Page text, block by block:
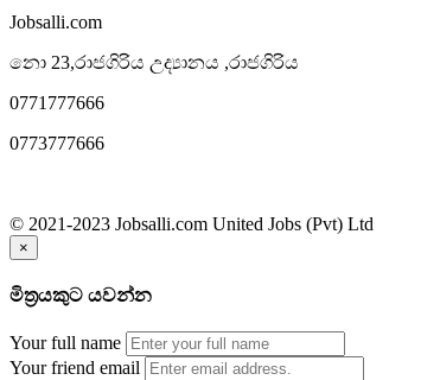
Jobsalli.com
නො 23,රාජගිරිය උද්‍යානය ,රාජගිරිය
0771777666
0773777666
© 2021-2023 Jobsalli.com United Jobs (Pvt) Ltd
×
මිත්‍රයකුට යවන්න
Your full name
Your friend email